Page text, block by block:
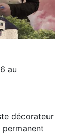
au
décorateur
permanent